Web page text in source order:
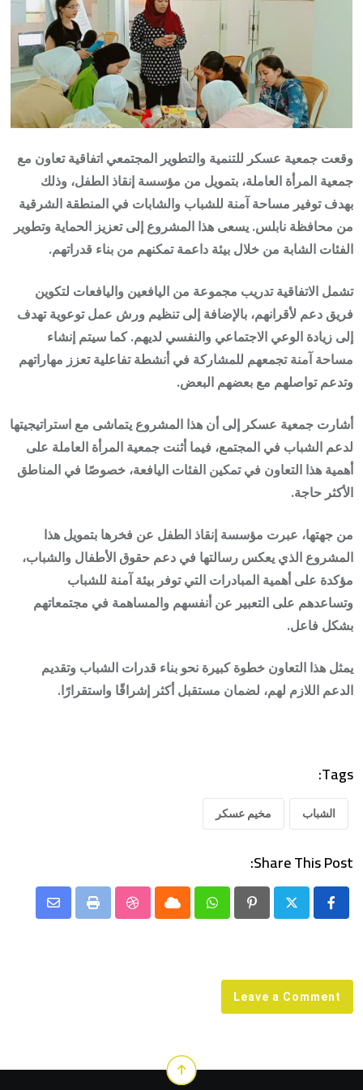
وقعت جمعية عسكر للتنمية والتطوير المجتمعي اتفاقية تعاون مع
جمعية المرأة العاملة، بتمويل من مؤسسة إنقاذ الطفل، وذلك
بهدف توفير مساحة آمنة للشباب والشابات في المنطقة الشرقية
من محافظة نابلس. يسعى هذا المشروع إلى تعزيز الحماية وتطوير
الفئات الشابة من خلال بيئة داعمة تمكنهم من بناء قدراتهم.
تشمل الاتفاقية تدريب مجموعة من اليافعين واليافعات لتكوين
فريق دعم لأقرانهم، بالإضافة إلى تنظيم ورش عمل توعوية تهدف
إلى زيادة الوعي الاجتماعي والنفسي لديهم. كما سيتم إنشاء
مساحة آمنة تجمعهم للمشاركة في أنشطة تفاعلية تعزز مهاراتهم
وتدعم تواصلهم مع بعضهم البعض.
أشارت جمعية عسكر إلى أن هذا المشروع يتماشى مع استراتيجيتها
لدعم الشباب في المجتمع، فيما أثنت جمعية المرأة العاملة على
أهمية هذا التعاون في تمكين الفئات اليافعة، خصوصًا في المناطق
الأكثر حاجة.
من جهتها، عبرت مؤسسة إنقاذ الطفل عن فخرها بتمويل هذا
المشروع الذي يعكس رسالتها في دعم حقوق الأطفال والشباب،
مؤكدة على أهمية المبادرات التي توفر بيئة آمنة للشباب
وتساعدهم على التعبير عن أنفسهم والمساهمة في مجتمعاتهم
بشكل فاعل.
يمثل هذا التعاون خطوة كبيرة نحو بناء قدرات الشباب وتقديم
الدعم اللازم لهم، لضمان مستقبل أكثر إشراقًا واستقرارًا.
Tags:
الشباب مخيم عسكر
Share This Post:
Pinterest
Whatsapp
Cloud
StumbleUpon
Print
Share
Leave a Comment